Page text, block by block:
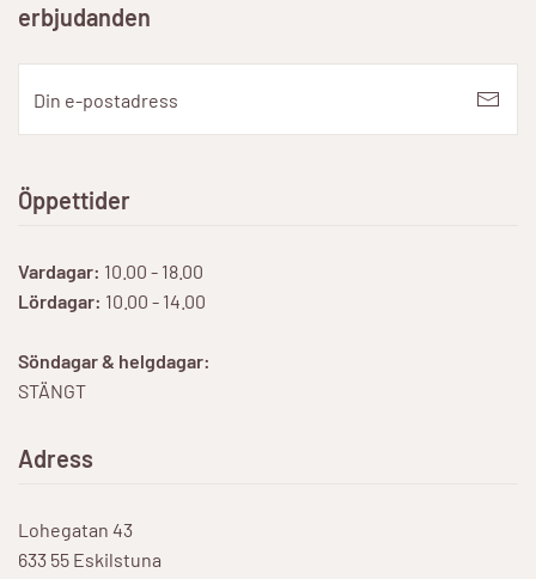
erbjudanden
Öppettider
Vardagar: 10.00 - 18.00
Lördagar: 10.00 - 14.00
Söndagar & helgdagar:
STÄNGT
Adress
Lohegatan 43
633 55 Eskilstuna